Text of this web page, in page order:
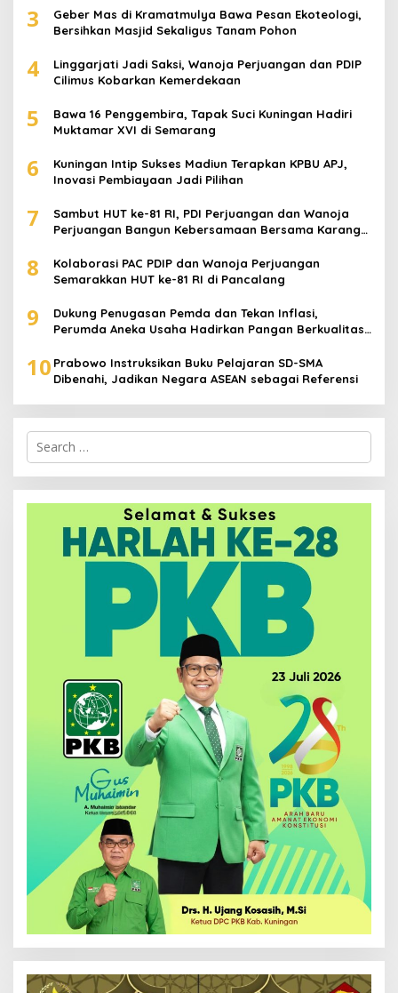
3
Geber Mas di Kramatmulya Bawa Pesan Ekoteologi,
Bersihkan Masjid Sekaligus Tanam Pohon
4
Linggarjati Jadi Saksi, Wanoja Perjuangan dan PDIP
Cilimus Kobarkan Kemerdekaan
5
Bawa 16 Penggembira, Tapak Suci Kuningan Hadiri
Muktamar XVI di Semarang
6
Kuningan Intip Sukses Madiun Terapkan KPBU APJ,
Inovasi Pembiayaan Jadi Pilihan
7
Sambut HUT ke-81 RI, PDI Perjuangan dan Wanoja
Perjuangan Bangun Kebersamaan Bersama Karang
8
Kolaborasi PAC PDIP dan Wanoja Perjuangan
Semarakkan HUT ke-81 RI di Pancalang
9
Dukung Penugasan Pemda dan Tekan Inflasi,
Perumda Aneka Usaha Hadirkan Pangan Berkualitas
10 Prabowo Instruksikan Buku Pelajaran SD-SMA
Dibenahi, Jadikan Negara ASEAN sebagai Referensi
Search
for: